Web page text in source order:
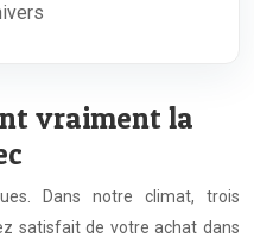
vraiment la
Dans notre climat, trois
satisfait de votre achat dans